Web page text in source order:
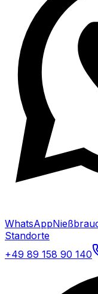
WhatsApp
Standorte
+49 89 158 90 140